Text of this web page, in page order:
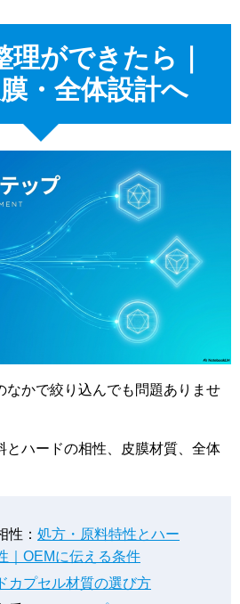
ができたら｜
・全体設計へ
なかで絞り込んでも問題ありませ
とハードの相性、皮膜材質、全体
性： 処方・原料特性とハー
｜OEMに伝える条件
カプセル材質の選び方